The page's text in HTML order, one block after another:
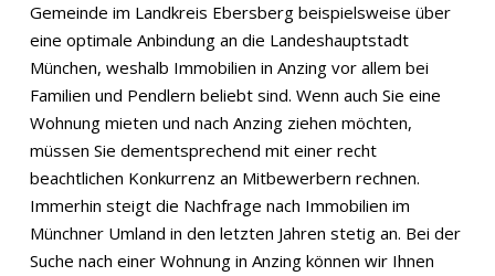
Gemeinde im Landkreis Ebersberg beispielsweise über
eine optimale Anbindung an die Landeshauptstadt
München, weshalb Immobilien in Anzing vor allem bei
Familien und Pendlern beliebt sind. Wenn auch Sie eine
Wohnung mieten und nach Anzing ziehen möchten,
müssen Sie dementsprechend mit einer recht
beachtlichen Konkurrenz an Mitbewerbern rechnen.
Immerhin steigt die Nachfrage nach Immobilien im
Münchner Umland in den letzten Jahren stetig an. Bei der
Suche nach einer Wohnung in Anzing können wir Ihnen